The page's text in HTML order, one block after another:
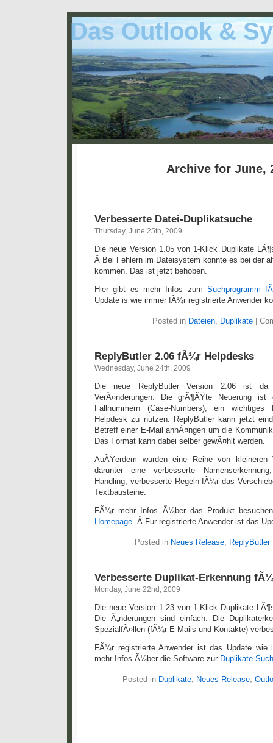
Das Outlook &
Archive for June,
Verbesserte Datei-Duplikatsuche
Thursday, June 25th, 2009
Die neue Version 1.05 von 1-Klick Duplikate
Â Bei Fehlern im Dateisystem konnte es bei der
kommen. Das ist jetzt behoben.
Hier gibt es mehr Infos zum Suchprogramm
Update is wie immer fÃ¼r registrierte Anwender
Posted in Dateien, Duplikate|
ReplyButler 2.06 fÃ¼r Helpdesks
Wednesday, June 24th, 2009
Die neue ReplyButler Version 2.06 ist da
VerÃ¤nderungen. Die grÃ¶ÃŸte Neuerung
Fallnummern (Case-Numbers), ein
Helpdesk zu nutzen. ReplyButler kann jetzt
Betreff einer E-Mail anhÃ¤ngen um die
Das Format kann dabei selber gewÃ¤hlt werden.
AuÃŸerdem wurden eine Reihe von kleineren
darunter eine verbesserte
Handling, verbesserte Regeln fÃ¼r das
Textbausteine.
FÃ¼r mehr Infos Ã¼ber das Produkt
Homepage. Â Fur registrierte Anwender ist das
Posted in Neues Release, ReplyButler
Verbesserte Duplikat-Erkennung
Monday, June 22nd, 2009
Die neue Version 1.23 von 1-Klick Duplikate
Die Ã„nderungen sind einfach: Die
SpezialfÃ¤llen (fÃ¼r E-Mails und Kontakte)
FÃ¼r registrierte Anwender ist das Update wie
mehr Infos Ã¼ber die Software zur Duplikate-
Posted in Duplikate, Neues Release,